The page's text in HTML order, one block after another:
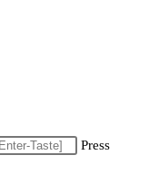
Press